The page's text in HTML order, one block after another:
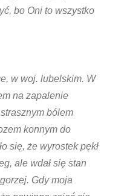
bo Oni to wszystko
w woj. lubelskim. W
na zapalenie
bólem
konnym do
się, że wyrostek pękł
ale wdał się stan
Gdy moja